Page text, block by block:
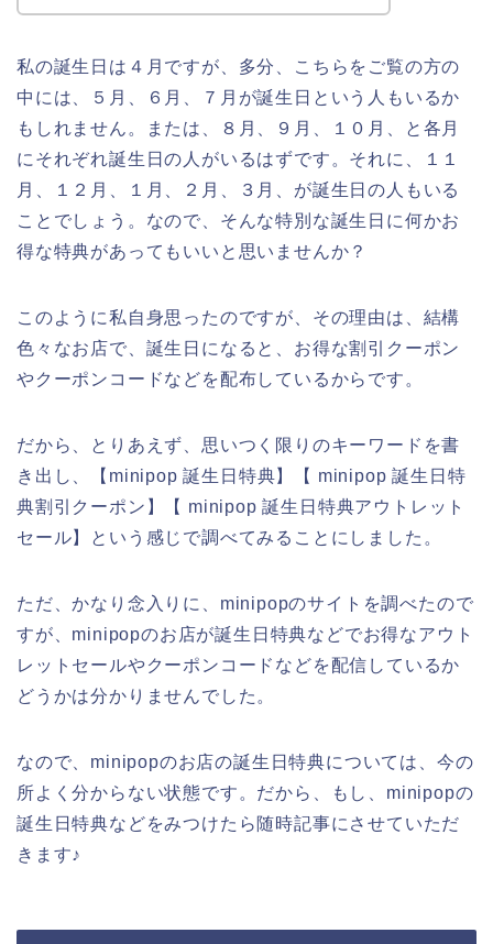
私の誕生日は４月ですが、多分、こちらをご覧の方の
中には、５月、６月、７月が誕生日という人もいるか
もしれません。または、８月、９月、１０月、と各月
にそれぞれ誕生日の人がいるはずです。それに、１１
月、１２月、１月、２月、３月、が誕生日の人もいる
ことでしょう。なので、そんな特別な誕生日に何かお
得な特典があってもいいと思いませんか？
このように私自身思ったのですが、その理由は、結構
色々なお店で、誕生日になると、お得な割引クーポン
やクーポンコードなどを配布しているからです。
だから、とりあえず、思いつく限りのキーワードを書
き出し、【minipop 誕生日特典】【 minipop 誕生日特
典割引クーポン】【 minipop 誕生日特典アウトレット
セール】という感じで調べてみることにしました。
ただ、かなり念入りに、minipopのサイトを調べたので
すが、minipopのお店が誕生日特典などでお得なアウト
レットセールやクーポンコードなどを配信しているか
どうかは分かりませんでした。
なので、minipopのお店の誕生日特典については、今の
所よく分からない状態です。だから、もし、minipopの
誕生日特典などをみつけたら随時記事にさせていただ
きます♪